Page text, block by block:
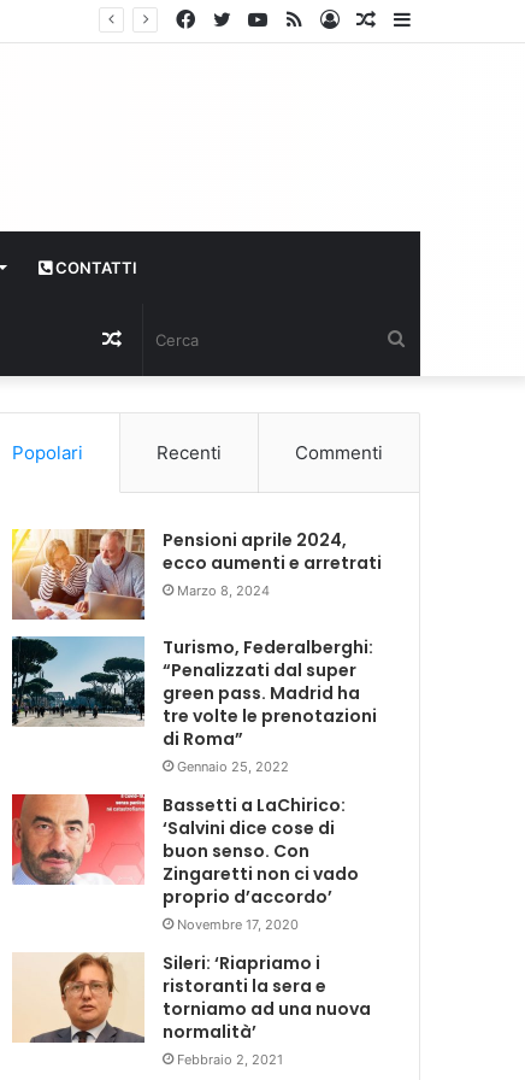
Articolo
Log
RSS
YouTube
Twitter
Facebook
CONTATTI
Articolo
casuale
Popolari Recenti Commenti
Pensioni aprile 2024,
ecco aumenti e arretrati
Marzo 8, 2024
Turismo, Federalberghi:
“Penalizzati dal super
green pass. Madrid ha
tre volte le prenotazioni
di Roma”
Gennaio 25, 2022
Bassetti a LaChirico:
‘Salvini dice cose di
buon senso. Con
Zingaretti non ci vado
proprio d’accordo’
Novembre 17, 2020
Sileri: ‘Riapriamo i
ristoranti la sera e
torniamo ad una nuova
normalità’
Febbraio 2, 2021